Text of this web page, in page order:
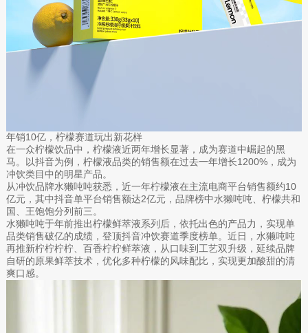
年销10亿，柠檬赛道玩出新花样
在一众柠檬饮品中，柠檬液近两年增长显著，成为赛道中崛起的黑
马。以抖音为例，柠檬液品类的销售额在过去一年增长1200%，成为
冲饮类目中的明星产品。
从冲饮品牌水獭吨吨获悉，近一年柠檬液在主流电商平台销售额约10
亿元，其中抖音单平台销售额达2亿元，品牌榜中水獭吨吨、柠檬共和
国、王饱饱分列前三。
水獭吨吨于年前推出柠檬鲜萃液系列后，依托出色的产品力，实现单
品类销售破亿的成绩，登顶抖音冲饮赛道季度榜单。近日，水獭吨吨
再推新柠柠柠柠、百香柠柠鲜萃液，从口味到工艺双升级，延续品牌
自研的原果鲜萃技术，优化多种柠檬的风味配比，实现更加酸甜的清
爽口感。